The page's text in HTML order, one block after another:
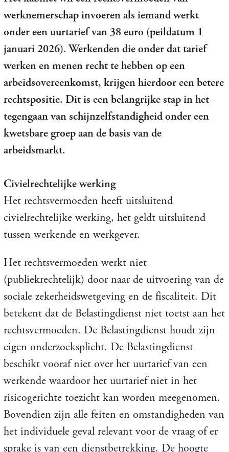
werknemerschap invoeren als iemand werkt
onder een uurtarief van 38 euro (peildatum 1
januari 2026). Werkenden die onder dat tarief
werken en menen recht te hebben op een
arbeidsovereenkomst, krijgen hierdoor een betere
rechtspositie. Dit is een belangrijke stap in het
tegengaan van schijnzelfstandigheid onder een
kwetsbare groep aan de basis van de
arbeidsmarkt.
Civielrechtelijke werking
Het rechtsvermoeden heeft uitsluitend
civielrechtelijke werking, het geldt uitsluitend
tussen werkende en werkgever.
Het rechtsvermoeden werkt niet
(publiekrechtelijk) door naar de uitvoering van de
sociale zekerheidswetgeving en de fiscaliteit. Dit
betekent dat de Belastingdienst niet toetst aan het
rechtsvermoeden. De Belastingdienst houdt zijn
eigen onderzoeksplicht. De Belastingdienst
beschikt vooraf niet over het uurtarief van een
werkende waardoor het uurtarief niet in het
risicogerichte toezicht kan worden meegenomen.
Bovendien zijn alle feiten en omstandigheden van
het individuele geval relevant voor de vraag of er
sprake is van een dienstbetrekking. De hoogte